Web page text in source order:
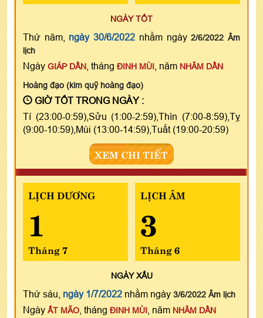
NGÀY TỐT
Thứ năm, ngày 30/6/2022 nhằm ngày2/6/2022 Âm
lịch
Ngày GIÁP DẦN , tháng ĐINH MÙI , năm NHÂM DẦN
Hoàng đạo (kim quỹ hoàng đạo)
GIỜ TỐT TRONG NGÀY :
Tí (23:00-0:59),Sửu (1:00-2:59),Thìn (7:00-8:59),Tỵ
(9:00-10:59),Mùi (13:00-14:59),Tuất (19:00-20:59)
XEM CHI TIẾT
LỊCH DƯƠNG
1
Tháng 7
LỊCH ÂM
3
Tháng 6
NGÀYXẤU
Thứ sáu, ngày 1/7/2022 nhằm ngày 3/6/2022 Âm lịch
Ngày ẤT MÃO , tháng ĐINH MÙI , năm NHÂM DẦN